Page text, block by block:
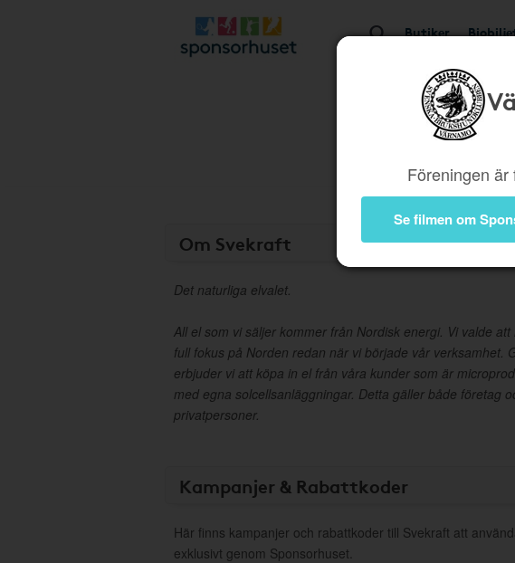
Butiker
Föreningen
Se filmen om
Om Svekraft
Det naturliga elvalet.
All el som vi säljer kommer från Nordisk energi. Vi valde att
full fokus på Norden redan när vi började vår verksamhet.
erbjuder vi att köpa in el från våra kunder som är
med egna solcellsanläggningar. Detta gäller både företag
privatpersoner.
Kampanjer & Rabattkoder
Här finns kampanjer och rabattkoder till Svekraft att
exklusivt genom Sponsorhuset.